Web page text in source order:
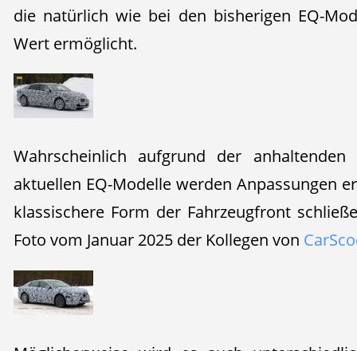
die natürlich wie bei den bisherigen EQ-
Wert ermöglicht.
Wahrscheinlich aufgrund der
aktuellen EQ-Modelle werden Anpassungen
klassischere Form der Fahrzeugfront
Foto vom Januar 2025 der Kollegen von